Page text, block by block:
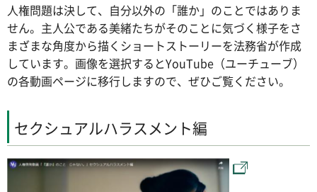
人権問題は決して、自分以外の「誰か」のことではありま
せん。主人公である美緒たちがそのことに気づく様子をさ
まざまな角度から描くショートストーリーを法務省が作成
しています。画像を選択するとYouTube（ユーチューブ）
の各動画ページに移行しますので、ぜひご覧ください。
セクシュアルハラスメント編